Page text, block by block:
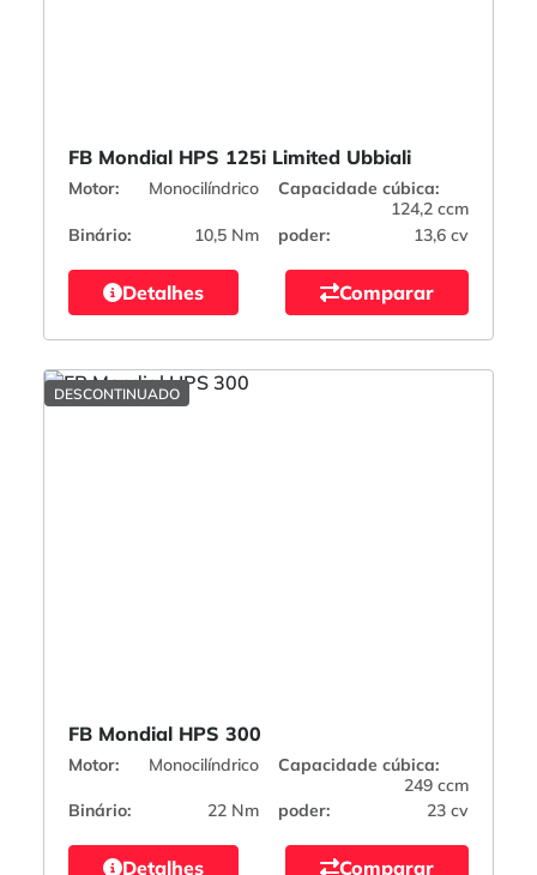
FB Mondial HPS 125i Limited Ubbiali
Motor: Monocilíndrico
Capacidade cúbica:
124,2 ccm
Binário:
10,5 Nm poder: 13,6 cv
Detalhes Comparar
DESCONTINUADO
FB Mondial HPS 300
Motor: Monocilíndrico
Capacidade cúbica:
249 ccm
Binário:
22 Nm poder: 23 cv
Detalhes Comparar